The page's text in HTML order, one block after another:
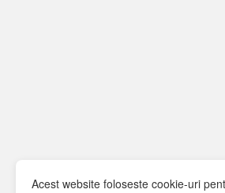
Acest website foloseste cookie-uri